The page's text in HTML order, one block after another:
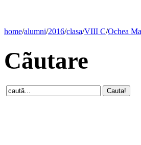
home/alumni/2016/clasa/VIII C/Ochea
Cãutare